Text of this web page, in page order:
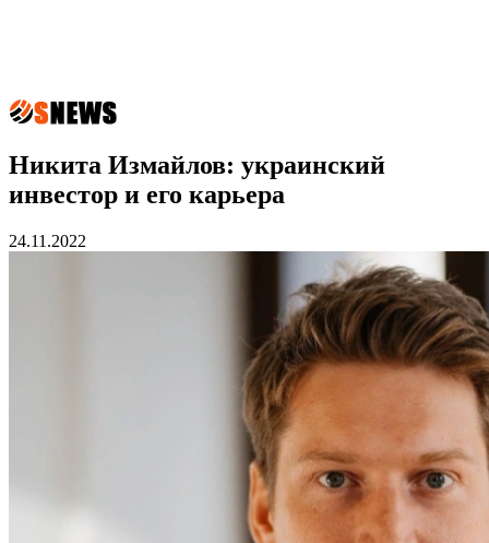
Никита Измайлов: украинский
инвестор и его карьера
24.11.2022